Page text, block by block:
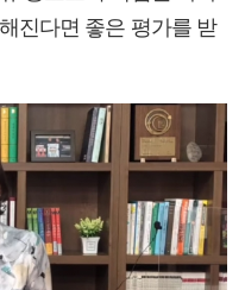
진다면 좋은 평가를 받